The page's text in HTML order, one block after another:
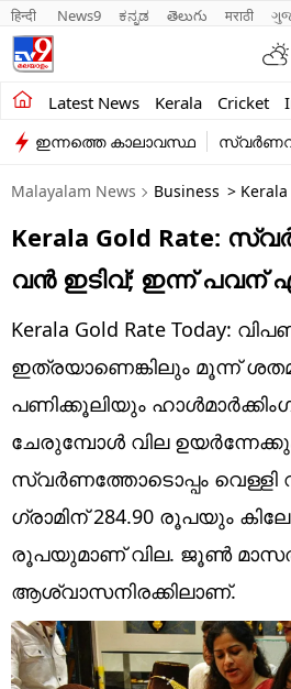
हिन्दी News9 ಕನ್ನಡ తెలుగు मराठी
Latest News Kerala Cricket
Kerala
India
Entertainment
Business
Education
Lifestyle
world
Technology
Religion
Web Story
Photo
ഇന്നത്തെ കാലാവസ്ഥ
Malayalam News Business >
Kerala Gold Rate:
വൻ ഇടിവ്; ഇന്ന് പവന്
Kerala Gold Rate Today:
ഇത്രയാണെങ്കിലും മൂന്ന്
പണിക്കൂലിയും
ചേരുമ്പോൾ വില
സ്വർണത്തോടൊപ്പം വെള്ളി
ഗ്രാമിന് 284.90 രൂപയും
രൂപയുമാണ് വില. ജൂൺ
ആശ്വാസനിരക്കിലാണ്.